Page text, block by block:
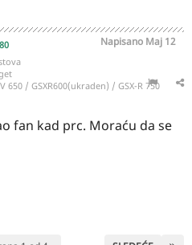
Napisano Maj 12
650 / GSXR600(ukraden) / GSX-R 750
fan kad prc. Moraću da se